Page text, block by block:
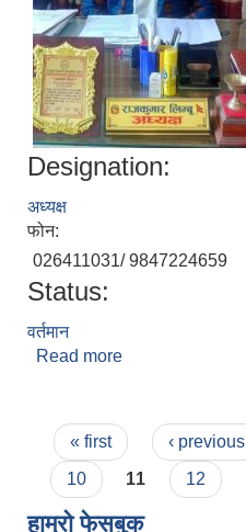
Designation:
अध्यक्ष
फोन:
026411031/ 9847224659
Status:
वर्तमान
Read more
Pages
« first ‹ previous
10
11 12
हाम्राे फेसबुक